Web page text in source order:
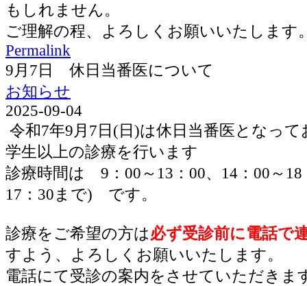
もしれません。
ご理解の程、よろしくお願いいたします
Permalink
9月7日 休日当番医について
お知らせ
2025-09-04
令和7年9月7日(日)は休日当番医となっ
学生以上の診療を行います
診療時間は 9：00～13：00、14：00～
17：30まで) です。
診療をご希望の方は必ず受診前に電話で
すよう、よろしくお願いいたします。
電話にて受診の案内をさせていただきま